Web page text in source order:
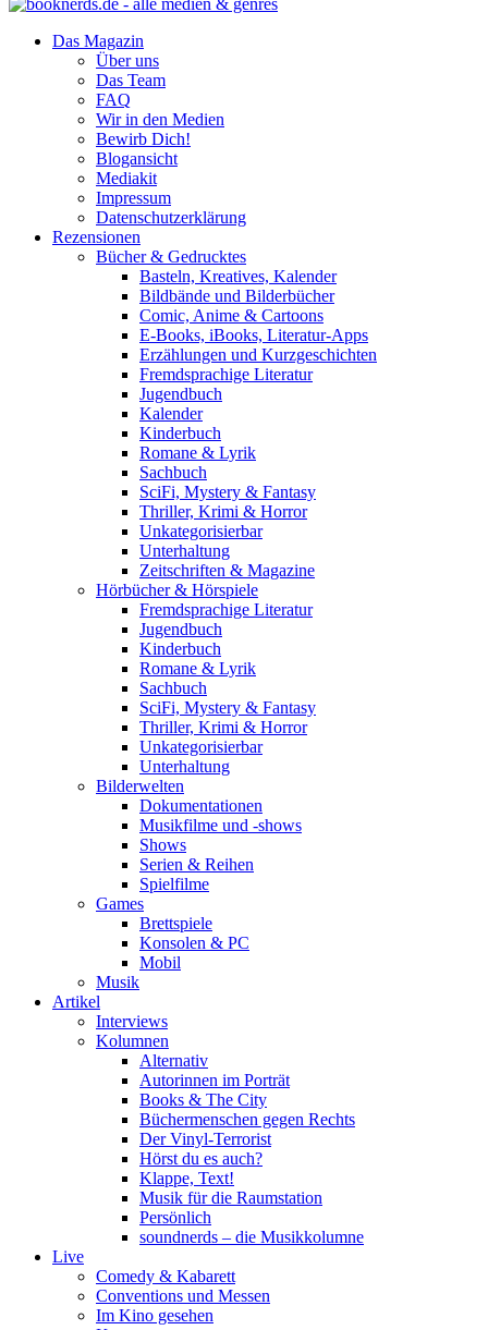
Das Magazin
Über uns
Das Team
FAQ
Wir in den Medien
Bewirb Dich!
Blogansicht
Mediakit
Impressum
Datenschutzerklärung
Rezensionen
Bücher & Gedrucktes
Basteln, Kreatives, Kalender
Bildbände und Bilderbücher
Comic, Anime & Cartoons
E-Books, iBooks, Literatur-Apps
Erzählungen und Kurzgeschichten
Fremdsprachige Literatur
Jugendbuch
Kalender
Kinderbuch
Romane & Lyrik
Sachbuch
SciFi, Mystery & Fantasy
Thriller, Krimi & Horror
Unkategorisierbar
Unterhaltung
Zeitschriften & Magazine
Hörbücher & Hörspiele
Fremdsprachige Literatur
Jugendbuch
Kinderbuch
Romane & Lyrik
Sachbuch
SciFi, Mystery & Fantasy
Thriller, Krimi & Horror
Unkategorisierbar
Unterhaltung
Bilderwelten
Dokumentationen
Musikfilme und -shows
Shows
Serien & Reihen
Spielfilme
Games
Brettspiele
Konsolen & PC
Mobil
Musik
Artikel
Interviews
Kolumnen
Alternativ
Autorinnen im Porträt
Books & The City
Büchermenschen gegen Rechts
Der Vinyl-Terrorist
Hörst du es auch?
Klappe, Text!
Musik für die Raumstation
Persönlich
soundnerds – die Musikkolumne
Live
Comedy & Kabarett
Conventions und Messen
Im Kino gesehen